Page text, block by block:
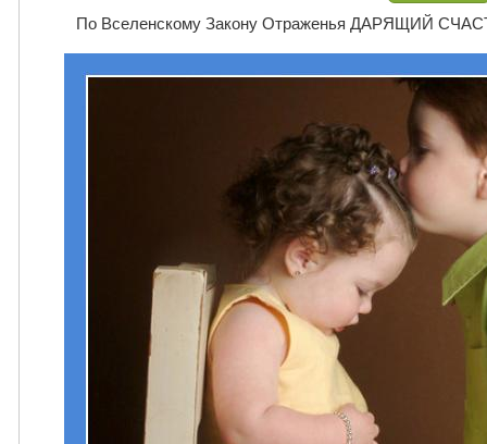
По Вселенскому Закону Отраженья ДАРЯЩИЙ